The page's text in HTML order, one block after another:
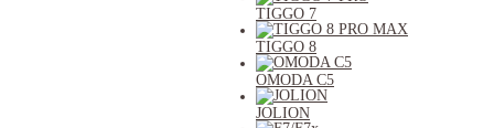
TIGGO 7
TIGGO 8
OMODA C5
JOLION